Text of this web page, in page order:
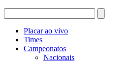
Placar ao vivo
Times
Campeonatos
Nacionais